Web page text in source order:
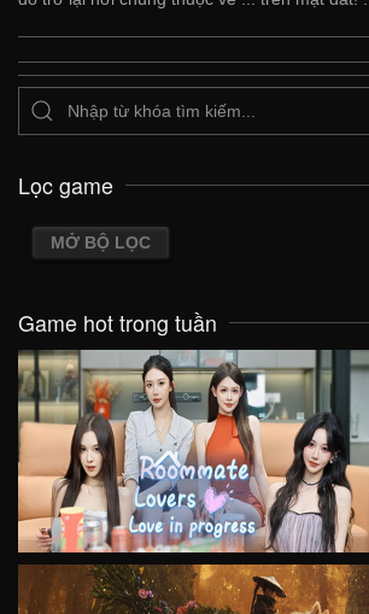
Lọc game
MỞ BỘ LỌC
Game hot trong tuần
VIEW